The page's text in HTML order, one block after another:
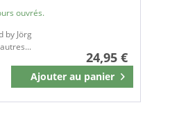
ouvrés.
by Jörg
24,95 €
Ajouter au panier
Mémoriser